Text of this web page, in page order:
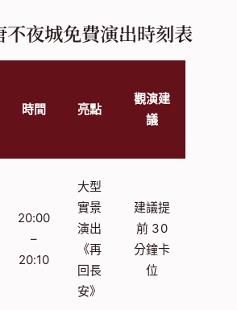
不夜城免費演出時刻表
時間 亮點
觀演建
議
20:00
–
20:10
大型
實景
演出
《再
回長
安》
建議提
前 30
分鐘卡
位